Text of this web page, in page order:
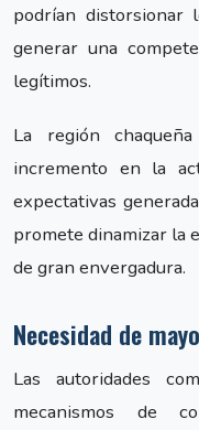
podrían distorsionar
generar una
legítimos.
La región
incremento en la
expectativas
promete dinamizar la
de gran envergadura.
Necesidad de
Las autoridades
mecanismos de